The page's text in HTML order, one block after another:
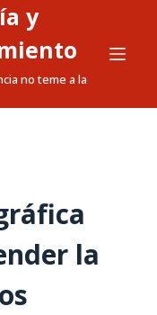
y
no teme a la
la